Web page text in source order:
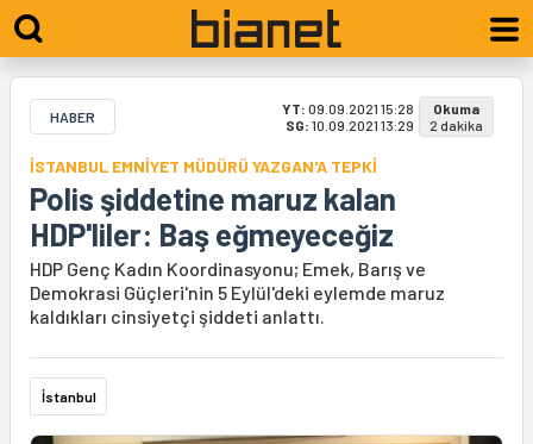
HABER YT: 09.09.2021 15:28
SG: 10.09.2021 13:29
Okuma
2 dakika
İSTANBUL EMNİYET MÜDÜRÜ YAZGAN'A TEPKİ
Polis şiddetine maruz kalan
HDP'liler: Baş eğmeyeceğiz
HDP Genç Kadın Koordinasyonu; Emek, Barış ve
Demokrasi Güçleri'nin 5 Eylül'deki eylemde maruz
kaldıkları cinsiyetçi şiddeti anlattı.
İstanbul